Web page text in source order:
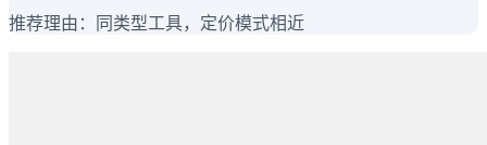
推荐理由： 同类型工具，定价模式相近